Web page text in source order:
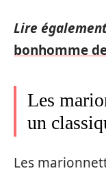
Lire
bonhomme
Les
un
Les